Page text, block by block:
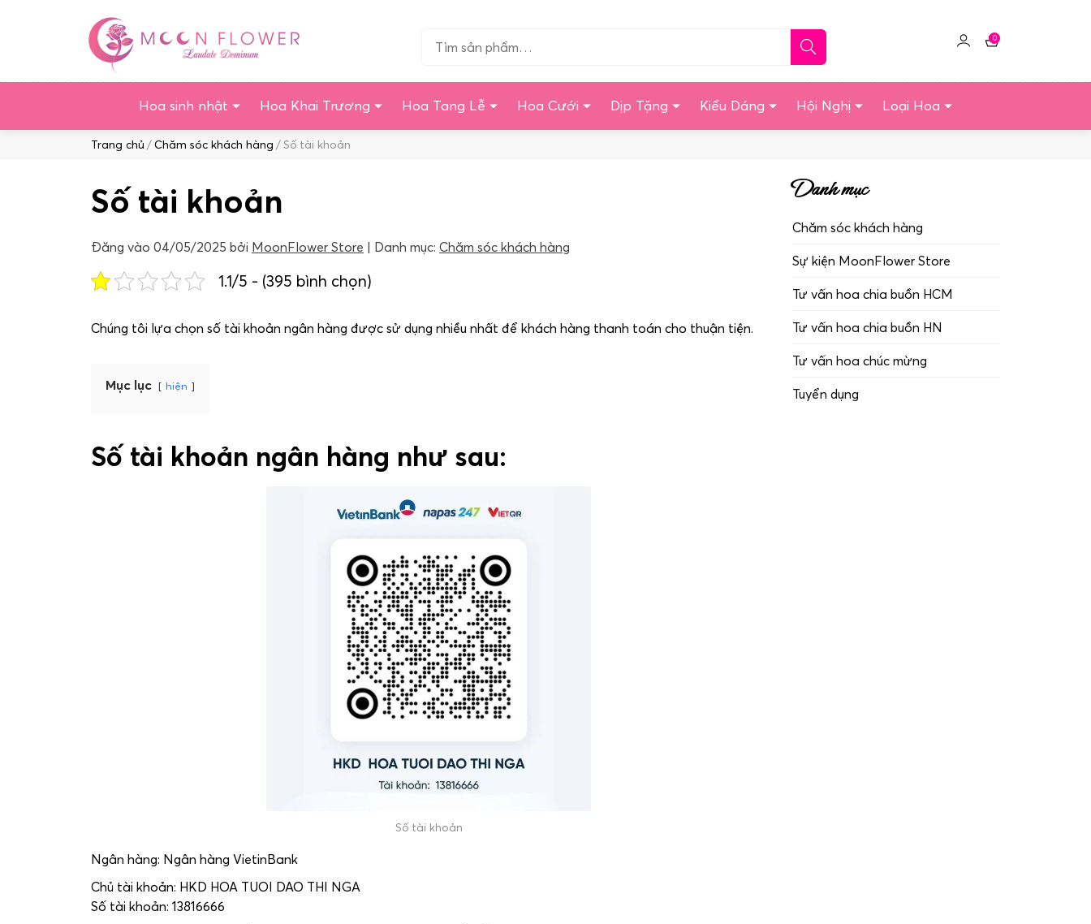
Tìm…
Click
tài
0
Giỏ
Hoa sinh nhật Hoa Khai Trương Hoa Tang Lễ Hoa Cưới Dịp Tặng Kiểu Dáng Hội Nghị Loại Hoa
Duyệt:
Trang chủ Chăm sóc khách hàng Số tài khoản
Số tài khoản
Đăng vào 04/05/2025 bởi MoonFlower Store Danh mục: Chăm sóc khách hàng
1.1/5 - (395 bình chọn)
Chúng tôi lựa chọn số tài khoản ngân hàng được sử dụng nhiều nhất để khách hàng thanh toán cho thuận tiện.
Mục lục hiện
Số tài khoản ngân hàng như sau:
Số tài khoản
Ngân hàng: Ngân hàng VietinBank
Chủ tài khoản: HKD HOA TUOI DAO THI NGA
Số tài khoản: 13816666
Danh mục
Chăm sóc khách hàng
Sự kiện MoonFlower Store
Tư vấn hoa chia buồn HCM
Tư vấn hoa chia buồn HN
Tư vấn hoa chúc mừng
Tuyển dụng